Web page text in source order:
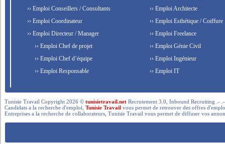
›› Emploi Conseillers / Consultants
›› Emploi Coordinateur
›› Emploi Directeur / Manager
›› Emploi Chef de projet
›› Emploi Chef d’équipe
›› Emploi Responsable
›› Emploi Architecte
›› Emploi Esthétique / Coiffure
›› Emploi Freelance
›› Emploi Génie Civil
›› Emploi Ingénieur
›› Emploi IT
Tunisie Travail Copyright 2026 ©tunisietravail.net Recrutement 3.0, Inbound Recruiting .-
Candidats a la recherche d'emploi,Tunisie Travail vous permet de retrouver des offres
Entreprises a la recherche de collaborateurs, Tunisie Travail vous permet de diffuser vos